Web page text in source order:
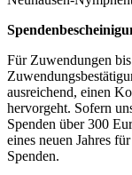
Für Zuwendungen
ausreichend, einen
hervorgeht. Sofern
Spenden über 300
eines neuen Jahres
Spenden.